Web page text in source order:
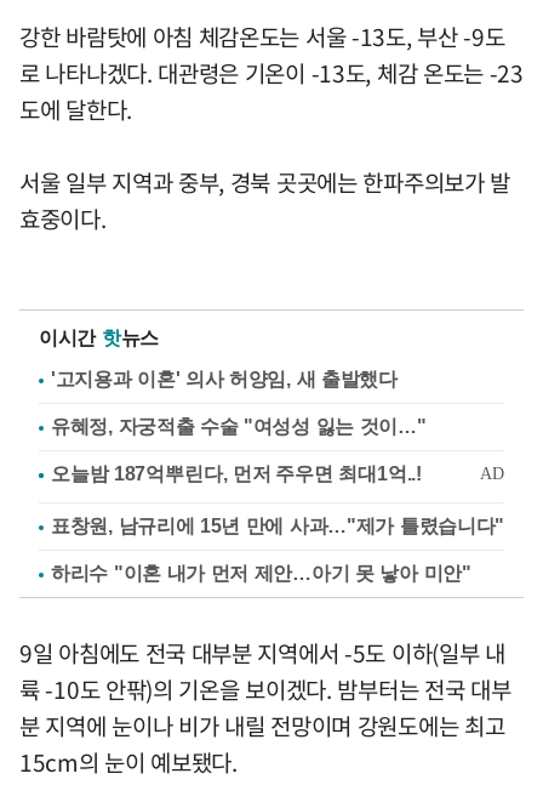
강한 바람탓에 아침 체감온도는 서울 -13도, 부산 -9도
로 나타나겠다. 대관령은 기온이 -13도, 체감 온도는 -23
도에 달한다.
서울 일부 지역과 중부, 경북 곳곳에는 한파주의보가 발
효중이다.
이시간 핫뉴스
'고지용과 이혼' 의사 허양임, 새 출발했다
유혜정, 자궁적출 수술 "여성성 잃는 것이…"
표창원, 남규리에 15년 만에 사과…"제가 틀렸습니다"
하리수 "이혼 내가 먼저 제안…아기 못 낳아 미안"
9일 아침에도 전국 대부분 지역에서 -5도 이하(일부 내
륙 -10도 안팎)의 기온을 보이겠다. 밤부터는 전국 대부
분 지역에 눈이나 비가 내릴 전망이며 강원도에는 최고
15cm의 눈이 예보됐다.